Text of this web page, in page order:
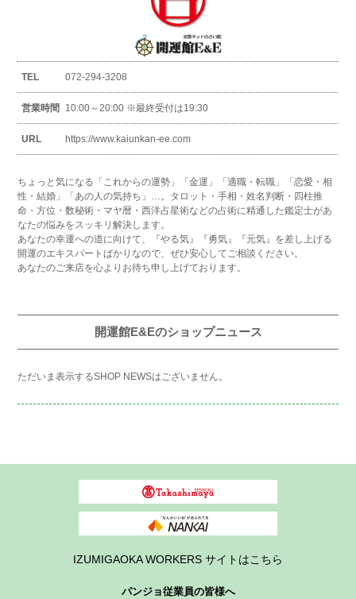
TEL 072-294-3208
営業時間 10:00～20:00 ※最終受付は19:30
URL https://www.kaiunkan-ee.com
ちょっと気になる「これからの運勢」「金運」「適職・転職」「恋愛・相
性・結婚」「あの人の気持ち」…。タロット・手相・姓名判断・四柱推
命・方位・数秘術・マヤ暦・西洋占星術などの占術に精通した鑑定士があ
なたの悩みをスッキリ解決します。
あなたの幸運への道に向けて、『やる気』『勇気』『元気』を差し上げる
開運のエキスパートばかりなので、ぜひ安心してご相談ください。
あなたのご来店を心よりお待ち申し上げております。
開運館E&Eのショップニュース
ただいま表示するSHOP NEWSはございません。
IZUMIGAOKA WORKERS サイトはこちら
パンジョ従業員の皆様へ